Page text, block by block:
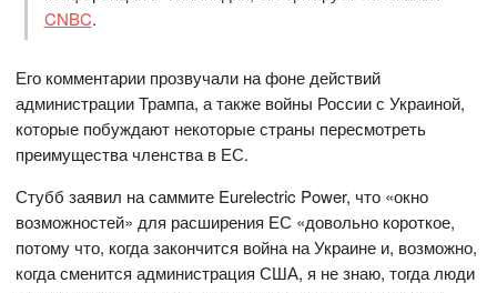
CNBC.
Его комментарии прозвучали на фоне действий
администрации Трампа, а также войны России с Украиной,
которые побуждают некоторые страны пересмотреть
преимущества членства в ЕС.
Стубб заявил на саммите Eurelectric Power, что «окно
возможностей» для расширения ЕС «довольно короткое,
потому что, когда закончится война на Украине и, возможно,
когда сменится администрация США, я не знаю, тогда люди